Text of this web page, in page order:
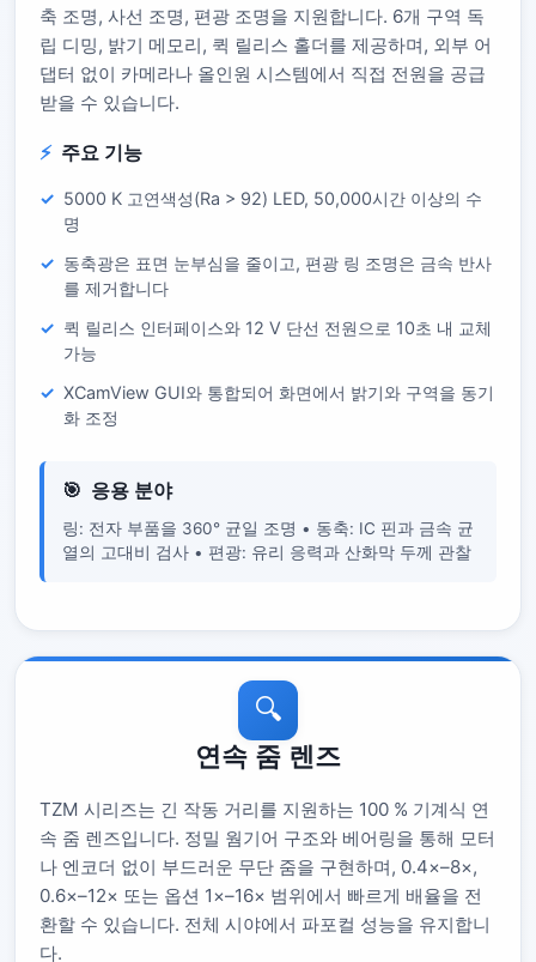
축 조명, 사선 조명, 편광 조명을 지원합니다. 6개 구역 독
립 디밍, 밝기 메모리, 퀵 릴리스 홀더를 제공하며, 외부 어
댑터 없이 카메라나 올인원 시스템에서 직접 전원을 공급
받을 수 있습니다.
주요 기능
5000 K 고연색성(Ra > 92) LED, 50,000시간 이상의 수
명
동축광은 표면 눈부심을 줄이고, 편광 링 조명은 금속 반사
를 제거합니다
퀵 릴리스 인터페이스와 12 V 단선 전원으로 10초 내 교체
가능
XCamView GUI와 통합되어 화면에서 밝기와 구역을 동기
화 조정
응용 분야
링: 전자 부품을 360° 균일 조명 • 동축: IC 핀과 금속 균
열의 고대비 검사 • 편광: 유리 응력과 산화막 두께 관찰
🔍
연속 줌 렌즈
TZM 시리즈는 긴 작동 거리를 지원하는 100 % 기계식 연
속 줌 렌즈입니다. 정밀 웜기어 구조와 베어링을 통해 모터
나 엔코더 없이 부드러운 무단 줌을 구현하며, 0.4×–8×,
0.6×–12× 또는 옵션 1×–16× 범위에서 빠르게 배율을 전
환할 수 있습니다. 전체 시야에서 파포컬 성능을 유지합니
다.